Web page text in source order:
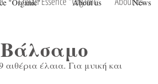
"Organic" About us News
αιθέρια έλαια. Για μυική και